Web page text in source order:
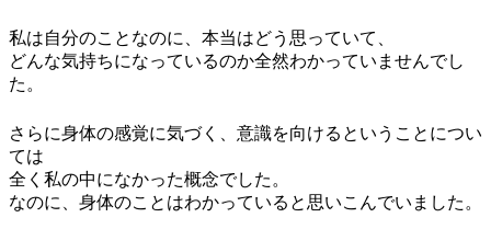
私は自分のことなのに、本当はどう思っていて、
どんな気持ちになっているのか全然わかっていませんでし
た。
さらに身体の感覚に気づく、意識を向けるということについ
ては
全く私の中になかった概念でした。
なのに、身体のことはわかっていると思いこんでいました。